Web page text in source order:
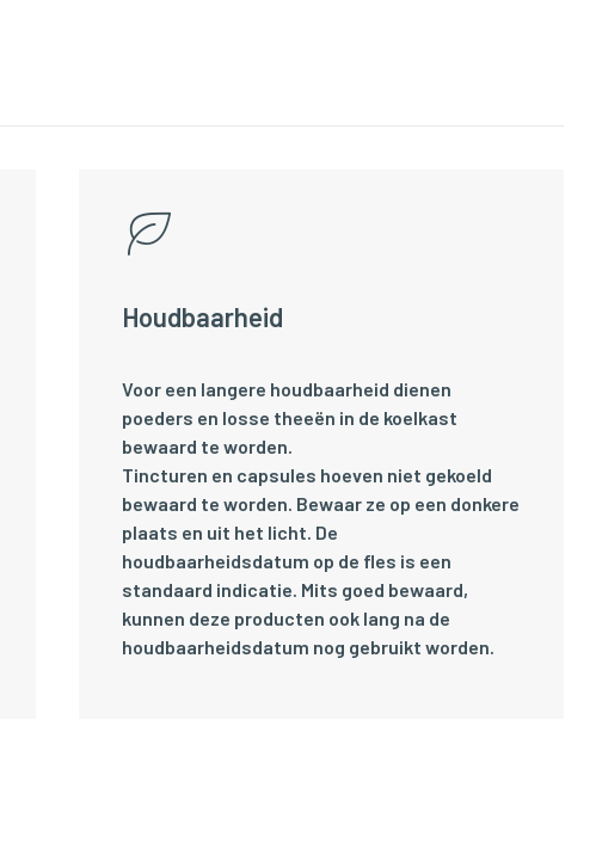
Houdbaarheid
Voor een langere houdbaarheid dienen
poeders en losse theeën in de koelkast
bewaard te worden.
Tincturen en capsules hoeven niet gekoeld
bewaard te worden. Bewaar ze op een donkere
plaats en uit het licht. De
houdbaarheidsdatum op de fles is een
standaard indicatie. Mits goed bewaard,
kunnen deze producten ook lang na de
houdbaarheidsdatum nog gebruikt worden.